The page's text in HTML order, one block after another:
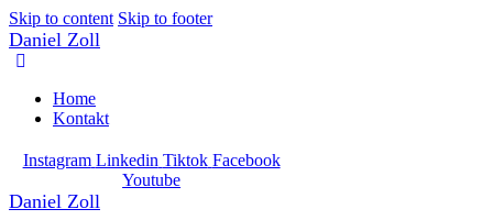
Skip to content Skip to footer
Daniel Zoll
Home
Kontakt
Instagram Linkedin Tiktok Facebook
Youtube
Daniel Zoll